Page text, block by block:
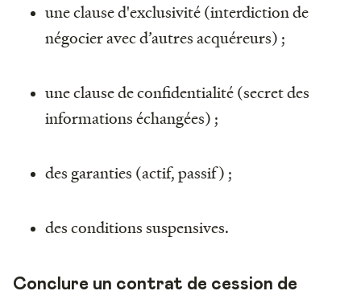
une clause d'exclusivité (interdiction de
négocier avec d’autres acquéreurs) ;
une clause de confidentialité (secret des
informations échangées) ;
des garanties (actif, passif) ;
des conditions suspensives.
Conclure un contrat de cession de